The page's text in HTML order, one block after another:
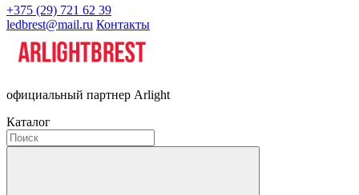
+375 (29) 721 62 39
ledbrest@mail.ru Контакты
официальный партнер Arlight
Каталог